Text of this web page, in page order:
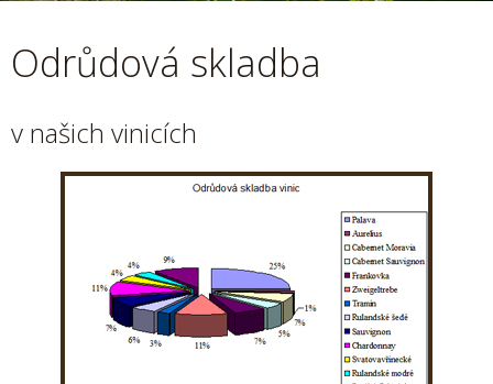
Odrůdová skladba
v našich vinicích